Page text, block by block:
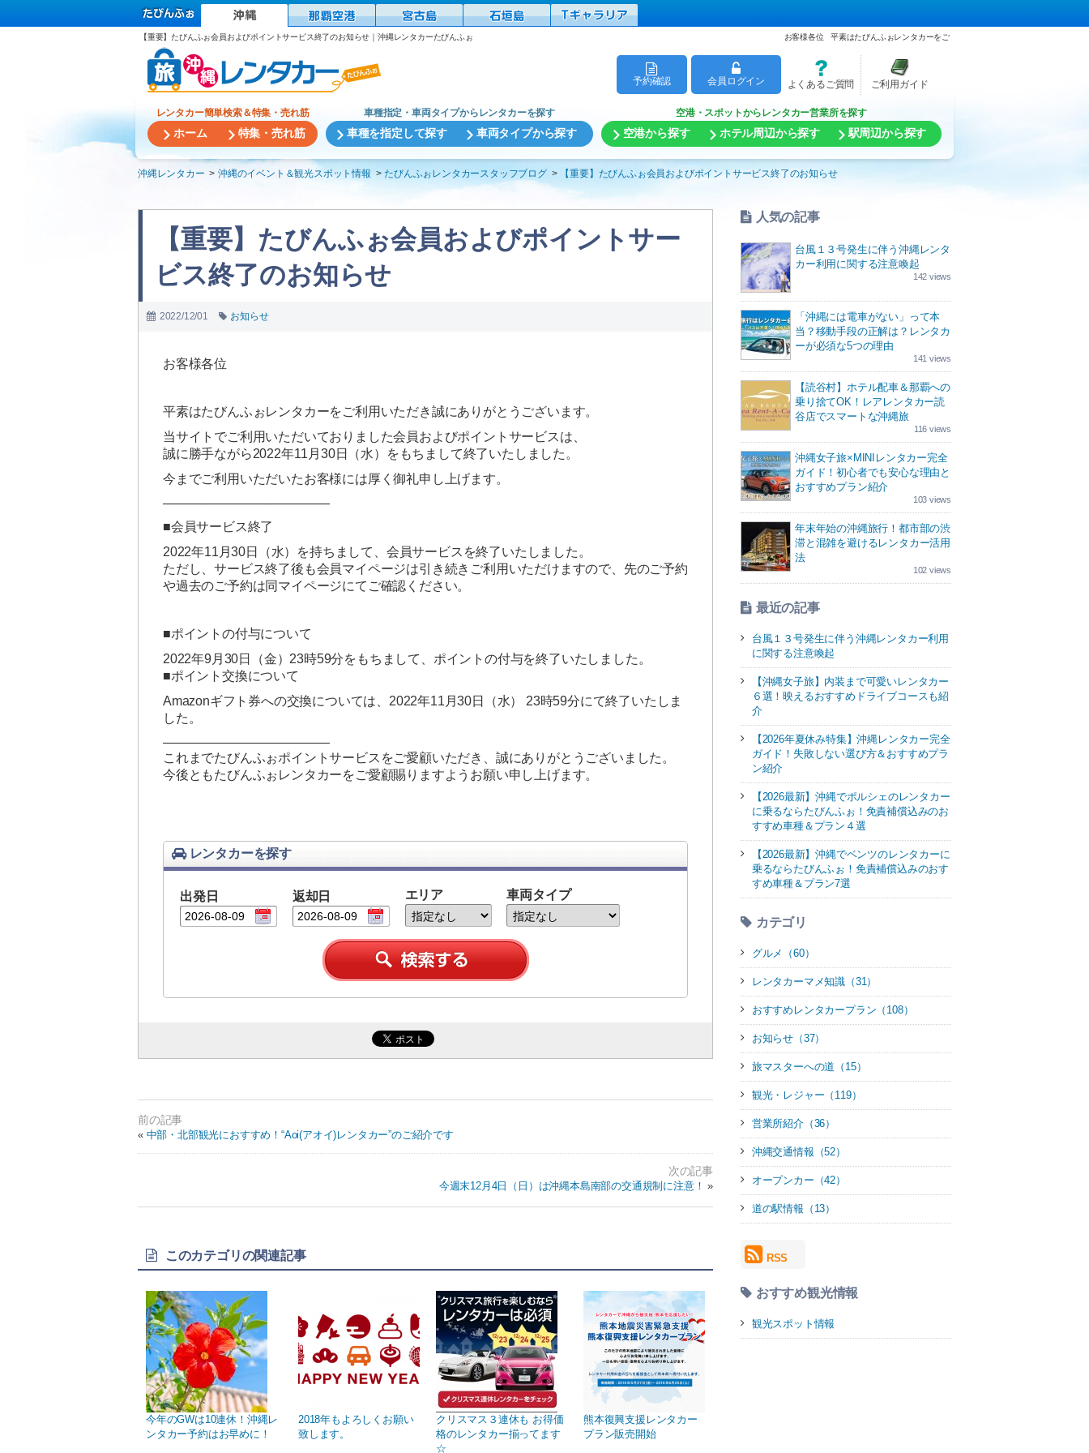
【重要】たびんふぉ会員およびポイントサービス終了のお知らせ｜沖縄レンタカーたびんふぉ お客様各位 平素はたびんふぉレンタカーをご
よくあるご質問 ご利用ガイド
会員ログイン
予約確認
レンタカー簡単検索＆特集・売れ筋
ホーム 特集・売れ筋
車種指定・車両タイプからレンタカーを探す
車種を指定して探す 車両タイプから探す
空港・スポットからレンタカー営業所を探す
空港から探す ホテル周辺から探す 駅周辺から探す
沖縄レンタカー 沖縄のイベント＆観光スポット情報 たびんふぉレンタカースタッフブログ 【重要】たびんふぉ会員およびポイントサービス終了のお知らせ
【重要】たびんふぉ会員およびポイントサー
ビス終了のお知らせ
2022/12/01 お知らせ
お客様各位
平素はたびんふぉレンタカーをご利用いただき誠にありがとうございます。
当サイトでご利用いただいておりました会員およびポイントサービスは、
誠に勝手ながら2022年11月30日（水）をもちまして終了いたしました。
今までご利用いただいたお客様には厚く御礼申し上げます。
—————————————
■会員サービス終了
2022年11月30日（水）を持ちまして、会員サービスを終了いたしました。
ただし、サービス終了後も会員マイページは引き続きご利用いただけますので、先のご予約
や過去のご予約は同マイページにてご確認ください。
■ポイントの付与について
2022年9月30日（金）23時59分をもちまして、ポイントの付与を終了いたしました。
■ポイント交換について
Amazonギフト券への交換については、2022年11月30日（水） 23時59分にて終了いたしま
した。
—————————————
これまでたびんふぉポイントサービスをご愛顧いただき、誠にありがとうございました。
今後ともたびんふぉレンタカーをご愛顧賜りますようお願い申し上げます。
レンタカーを探す
出発日 返却日 エリア 車両タイプ
« 中部・北部観光におすすめ！“Aoi(アオイ)レンタカー”のご紹介です
今週末12月4日（日）は沖縄本島南部の交通規制に注意！ »
このカテゴリの関連記事
今年のGWは10連休！沖縄レ
ンタカー予約はお早めに！
2018年もよろしくお願い
致します。
クリスマス３連休も お得価
格のレンタカー揃ってます
☆
熊本復興支援レンタカー
プラン販売開始
人気の記事
台風１３号発生に伴う沖縄レンタ
カー利用に関する注意喚起
142 views
「沖縄には電車がない」って本
当？移動手段の正解は？レンタカ
ーが必須な5つの理由
141 views
【読谷村】ホテル配車＆那覇への
乗り捨てOK！レアレンタカー読
谷店でスマートな沖縄旅
116 views
沖縄女子旅×MINIレンタカー完全
ガイド！初心者でも安心な理由と
おすすめプラン紹介
103 views
年末年始の沖縄旅行！都市部の渋
滞と混雑を避けるレンタカー活用
法
102 views
最近の記事
台風１３号発生に伴う沖縄レンタカー利用
に関する注意喚起
【沖縄女子旅】内装まで可愛いレンタカー
６選！映えるおすすめドライブコースも紹
介
【2026年夏休み特集】沖縄レンタカー完全
ガイド！失敗しない選び方＆おすすめプラ
ン紹介
【2026最新】沖縄でポルシェのレンタカー
に乗るならたびんふぉ！免責補償込みのお
すすめ車種＆プラン４選
【2026最新】沖縄でベンツのレンタカーに
乗るならたびんふぉ！免責補償込みのおす
すめ車種＆プラン7選
カテゴリ
グルメ（60）
レンタカーマメ知識（31）
おすすめレンタカープラン（108）
お知らせ（37）
旅マスターへの道（15）
観光・レジャー（119）
営業所紹介（36）
沖縄交通情報（52）
オープンカー（42）
道の駅情報（13）
RSS
おすすめ観光情報
観光スポット情報